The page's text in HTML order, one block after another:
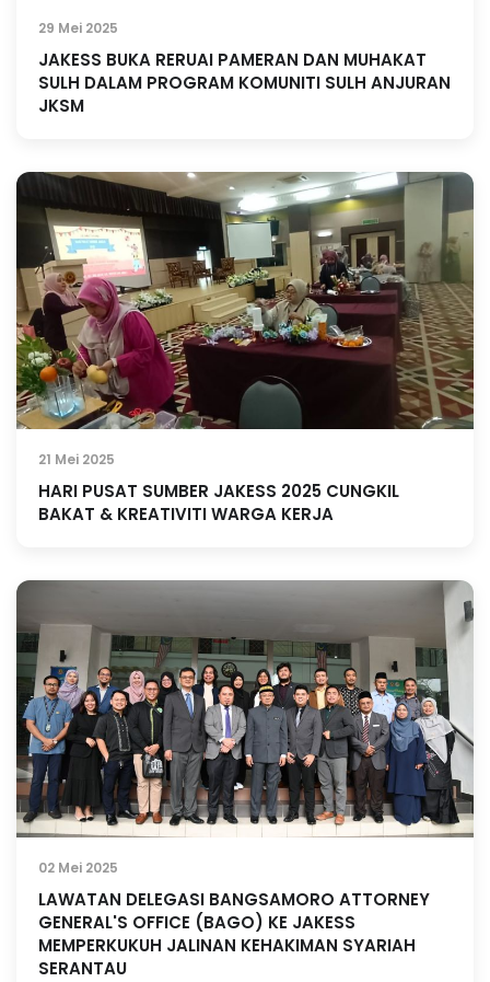
29 Mei 2025
JAKESS BUKA RERUAI PAMERAN DAN MUHAKAT
SULH DALAM PROGRAM KOMUNITI SULH ANJURAN
JKSM
21 Mei 2025
HARI PUSAT SUMBER JAKESS 2025 CUNGKIL
BAKAT & KREATIVITI WARGA KERJA
02 Mei 2025
LAWATAN DELEGASI BANGSAMORO ATTORNEY
GENERAL'S OFFICE (BAGO) KE JAKESS
MEMPERKUKUH JALINAN KEHAKIMAN SYARIAH
SERANTAU